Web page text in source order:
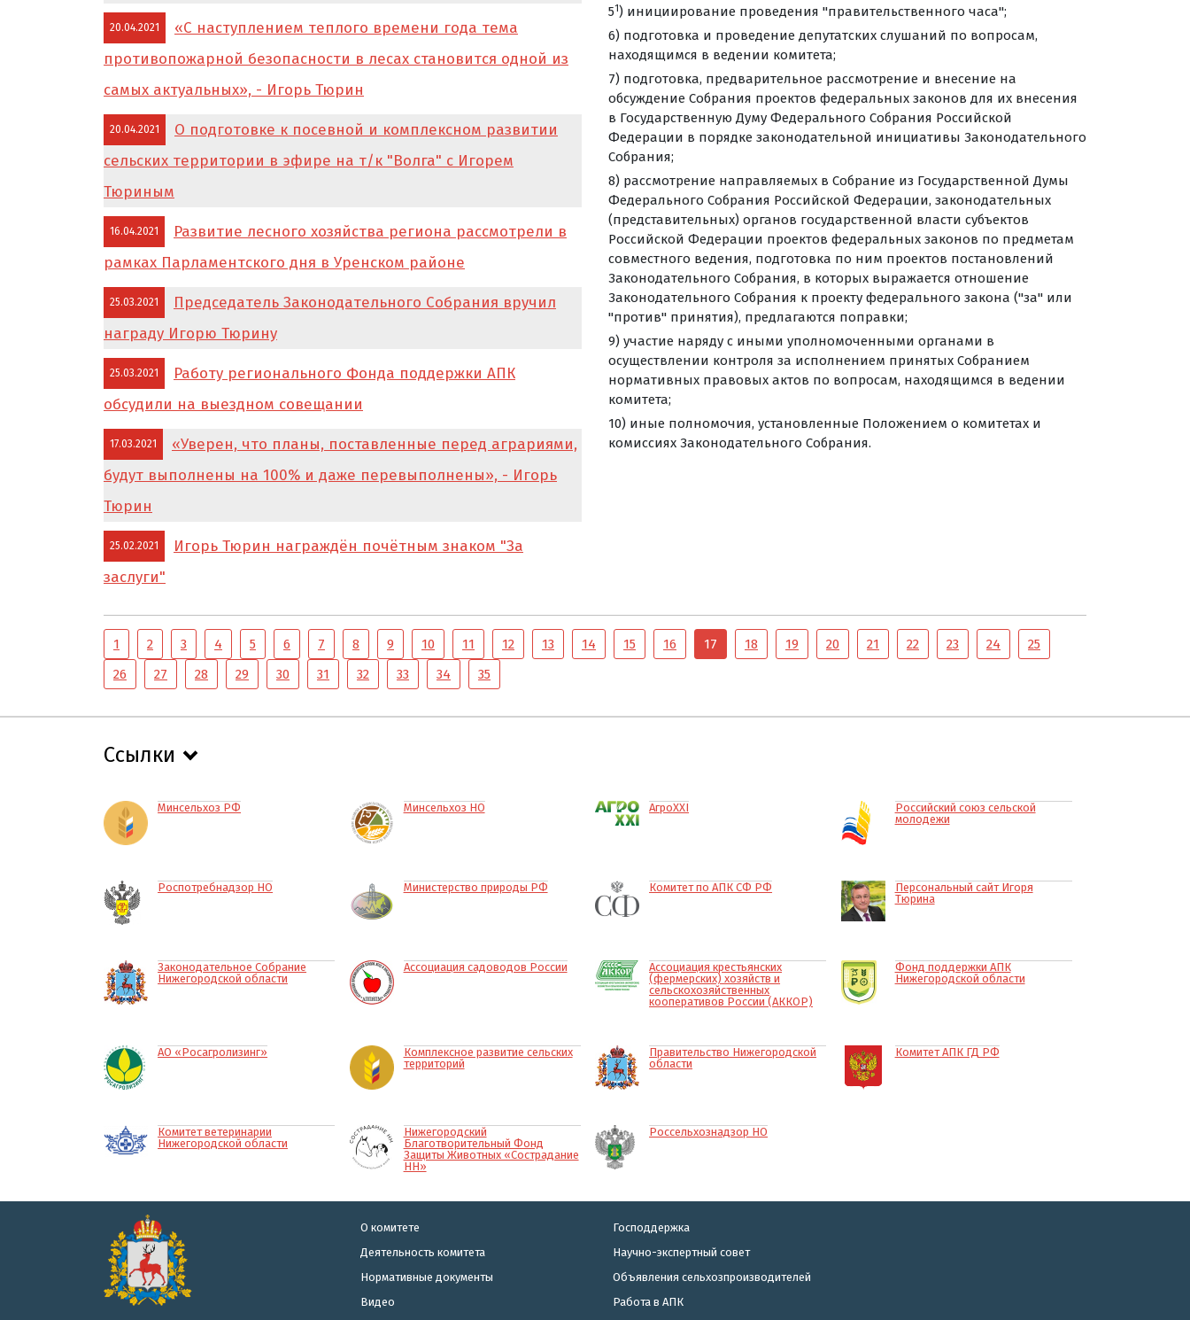
51) инициирование проведения "правительственного часа";
6) подготовка и проведение депутатских слушаний по вопросам,
находящимся в ведении комитета;
7) подготовка, предварительное рассмотрение и внесение на
обсуждение Собрания проектов федеральных законов для их внесения
в Государственную Думу Федерального Собрания Российской
Федерации в порядке законодательной инициативы Законодательного
Собрания;
8) рассмотрение направляемых в Собрание из Государственной Думы
Федерального Собрания Российской Федерации, законодательных
(представительных) органов государственной власти субъектов
Российской Федерации проектов федеральных законов по предметам
совместного ведения, подготовка по ним проектов постановлений
Законодательного Собрания, в которых выражается отношение
Законодательного Собрания к проекту федерального закона ("за" или
"против" принятия), предлагаются поправки;
9) участие наряду с иными уполномоченными органами в
осуществлении контроля за исполнением принятых Собранием
нормативных правовых актов по вопросам, находящимся в ведении
комитета;
10) иные полномочия, установленные Положением о комитетах и
комиссиях Законодательного Собрания.
20.04.2021
«С наступлением теплого времени года тема
противопожарной безопасности в лесах становится одной из
самых актуальных», - Игорь Тюрин
20.04.2021
О подготовке к посевной и комплексном развитии
сельских территории в эфире на т/к "Волга" с Игорем
Тюриным
16.04.2021
Развитие лесного хозяйства региона рассмотрели в
рамках Парламентского дня в Уренском районе
25.03.2021
Председатель Законодательного Собрания вручил
награду Игорю Тюрину
25.03.2021
Работу регионального Фонда поддержки АПК
обсудили на выездном совещании
17.03.2021
«Уверен, что планы, поставленные перед аграриями,
будут выполнены на 100% и даже перевыполнены», - Игорь
Тюрин
25.02.2021
Игорь Тюрин награждён почётным знаком "За
заслуги"
1 2 3 4 5 6 7 8 9 10 11 12 13 14 15 16 17 18 19 20 21 22 23 24
25
26
27 28 29 30 31 32 33 34 35
Ссылки
Минсельхоз РФ Минсельхоз НО АгроXXI
Российский союз сельской
молодежи
Роспотребнадзор НО Министерство природы РФ Комитет по АПК СФ РФ
Персональный сайт Игоря
Тюрина
Законодательное Собрание
Нижегородской области
Ассоциация садоводов России
Ассоциация крестьянских
(фермерских) хозяйств и
сельскохозяйственных
кооперативов России (АККОР)
Фонд поддержки АПК
Нижегородской области
АО «Росагролизинг»
Комплексное развитие сельских
территорий
Правительство Нижегородской
области
Комитет АПК ГД РФ
Комитет ветеринарии
Нижегородской области
Нижегородский
Благотворительный Фонд
Защиты Животных «Сострадание
НН»
Россельхознадзор НО
О комитете
Деятельность комитета
Нормативные документы
Видео
Господдержка
Научно-экспертный совет
Объявления сельхозпроизводителей
Работа в АПК